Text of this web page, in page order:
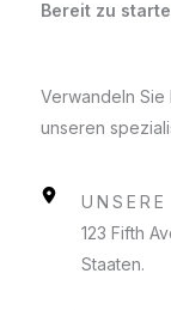
Bereit zu
Verwandeln Sie
unseren
UNSERE
123 Fifth
Staaten.